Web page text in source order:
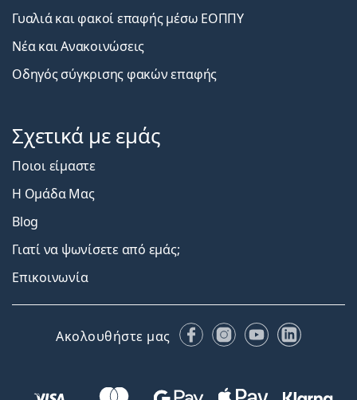
Γυαλιά και φακοί επαφής μέσω ΕΟΠΠΥ
Νέα και Ανακοινώσεις
Οδηγός σύγκρισης φακών επαφής
Σχετικά με εμάς
Ποιοι είμαστε
Η Ομάδα Μας
Blog
Γιατί να ψωνίσετε από εμάς;
Επικοινωνία
Ακολουθήστε μας FacebookInstagram
YouTubeLinkedIn